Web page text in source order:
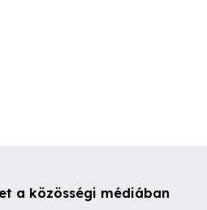
a közösségi médiában